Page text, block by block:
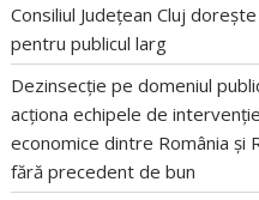
Consiliul Județean Cluj
pentru publicul larg
Dezinsecție pe domeniul
acționa echipele de
economice dintre România și
fără precedent de bun